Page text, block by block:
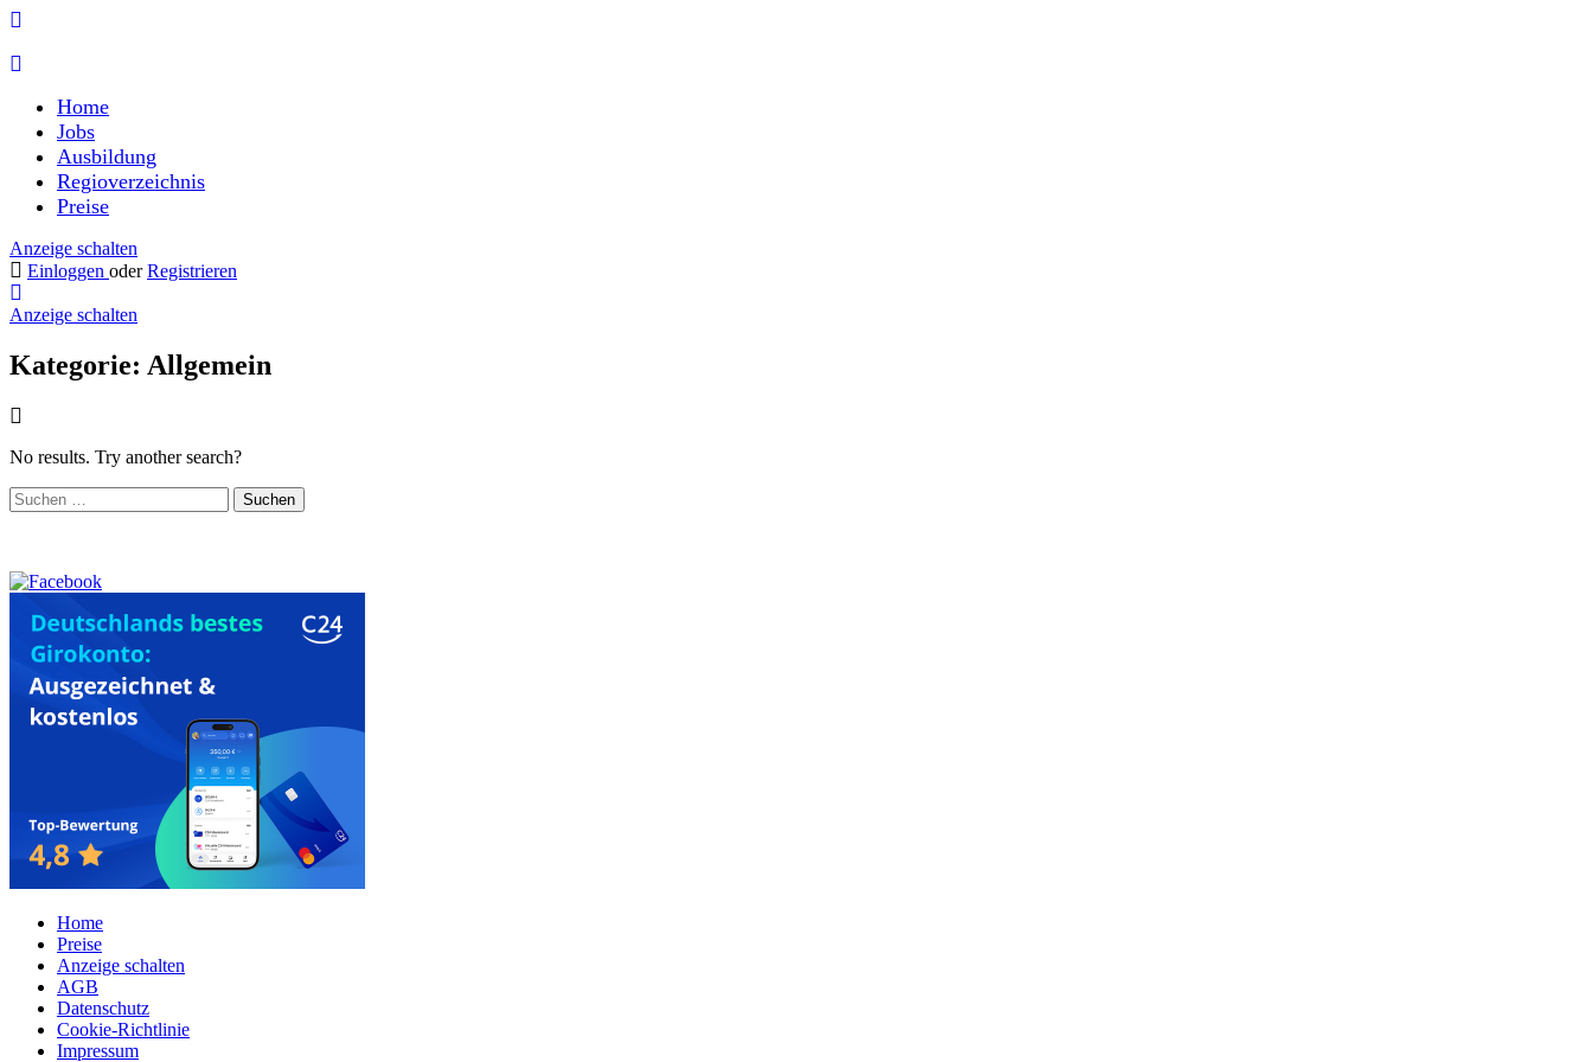
Home
Jobs
Ausbildung
Regioverzeichnis
Preise
Anzeige schalten
Einloggen oder Registrieren
Anzeige schalten
Kategorie: Allgemein
No results. Try another search?
Suchen
nach:
Home
Preise
Anzeige schalten
AGB
Datenschutz
Cookie-Richtlinie
Impressum